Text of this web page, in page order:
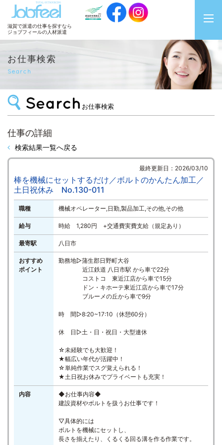
JobFeel
滋賀で派遣の仕事を探すなら
ジョブフィールの人材派遣
お仕事検索
Search
お仕事検索
仕事の詳細
検索結果一覧へ戻る
最終更新日：2026/03/10
棒を機械にセットするだけ／ボルトのかんたん加工／
土日祝休み No.130-011
職種 機械オペレーター,日勤,製品加工,その他,その他
給与 時給 1,280円 +交通費実費支給（規定あり）
最寄駅 八日市
おすすめ
ポイント
勤務地▷蒲生郡日野町大谷
近江鉄道 八日市駅 から車で22分
コストコ 東近江店から車で15分
ドン・キホーテ東近江店から車で17分
ブルーメの丘から車で9分
時 間▷8:20~17:10（休憩60分）
休 日▷土・日・祝日・大型連休
☆未経験でも大歓迎！
★幅広い年代が活躍中！
☆単純作業でスグ覚えられる！
★土日祝お休みでプライベートも充実！
内容
◆お仕事内容◆
建設資材やボルトを扱うお仕事です！
▽具体的には
ボルトを機械にセットし、
長さを揃えたり、くるくる回る溝を作る作業です。